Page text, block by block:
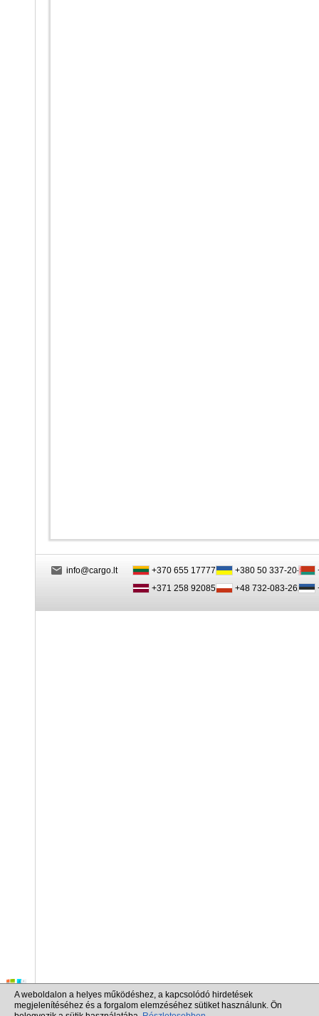
info@cargo.lt
+370 655 17777
+371 258 92085
+380 50 337-20-47
+48 732-083-262
A weboldalon a helyes működéshez, a kapcsolódó hirdetések
megjelenítéséhez és a forgalom elemzéséhez sütiket használunk. Ön